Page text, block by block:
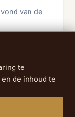
van de
01 op tijd
te
de inhoud te